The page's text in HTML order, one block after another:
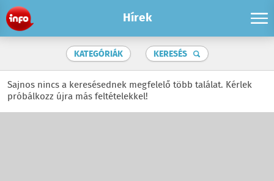
Hírek
KATEGÓRIÁK KERESÉS
Sajnos nincs a keresésednek megfelelő több találat. Kérlek
próbálkozz újra más feltételekkel!